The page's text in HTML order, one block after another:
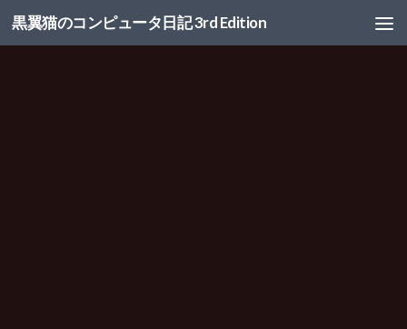
コンテンツへスキップ
黒翼猫のコンピュータ日記 3rd Edition